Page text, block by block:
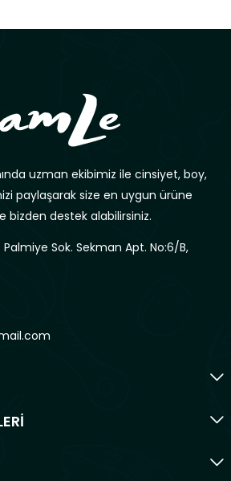
uzman ekibimiz ile cinsiyet, boy,
paylaşarak size en uygun ürüne
bizden destek alabilirsiniz.
Sok. Sekman Apt. No:6/B,